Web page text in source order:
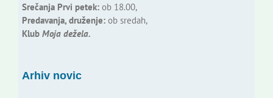
Srečanja Prvi petek:ob 18.00,
Predavanja, druženje:ob sredah,
Klub Moja dežela.
Arhiv novic